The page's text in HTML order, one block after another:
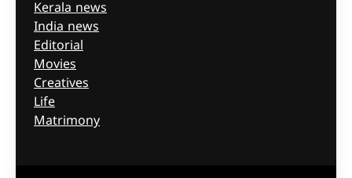
Kerala news
India news
Editorial
Movies
Creatives
Life
Matrimony